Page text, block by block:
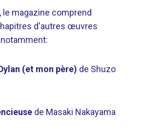
le magazine comprend
d'autres œuvres
(et mon père) de Shuzo
de Masaki Nakayama